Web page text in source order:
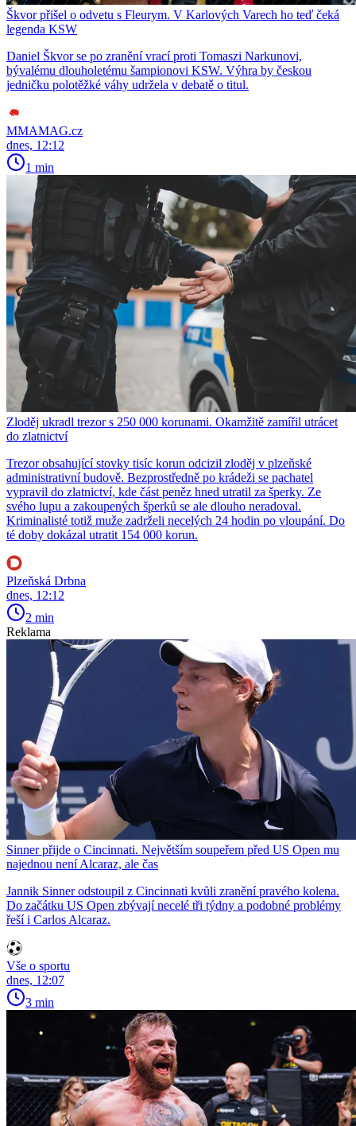
Škvor přišel o odvetu s Fleurym. V Karlových Varech ho teď čeká
legenda KSW
Daniel Škvor se po zranění vrací proti Tomaszi Narkunovi,
bývalému dlouholetému šampionovi KSW. Výhra by českou
jedničku polotěžké váhy udržela v debatě o titul.
MMAMAG.cz
dnes, 12:12
1 min
Zloděj ukradl trezor s 250 000 korunami. Okamžitě zamířil utrácet
do zlatnictví
Trezor obsahující stovky tisíc korun odcizil zloděj v plzeňské
administrativní budově. Bezprostředně po krádeži se pachatel
vypravil do zlatnictví, kde část peněz hned utratil za šperky. Ze
svého lupu a zakoupených šperků se ale dlouho neradoval.
Kriminalisté totiž muže zadrželi necelých 24 hodin po vloupání. Do
té doby dokázal utratit 154 000 korun.
Plzeňská Drbna
dnes, 12:12
2 min
Reklama
Sinner přijde o Cincinnati. Největším soupeřem před US Open mu
najednou není Alcaraz, ale čas
Jannik Sinner odstoupil z Cincinnati kvůli zranění pravého kolena.
Do začátku US Open zbývají necelé tři týdny a podobné problémy
řeší i Carlos Alcaraz.
Vše o sportu
dnes, 12:07
3 min